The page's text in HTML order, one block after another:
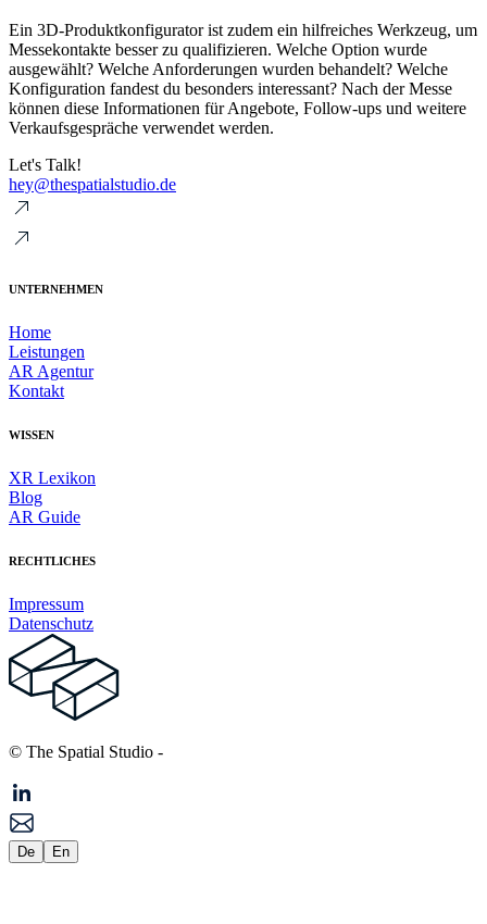
Ein 3D-Produktkonfigurator ist zudem ein hilfreiches Werkzeug, um
Messekontakte besser zu qualifizieren. Welche Option wurde
ausgewählt? Welche Anforderungen wurden behandelt? Welche
Konfiguration fandest du besonders interessant? Nach der Messe
können diese Informationen für Angebote, Follow-ups und weitere
Verkaufsgespräche verwendet werden.
Let's Talk!
hey@thespatialstudio.de
UNTERNEHMEN
Home
Leistungen
AR Agentur
Kontakt
WISSEN
XR Lexikon
Blog
AR Guide
RECHTLICHES
Impressum
Datenschutz
© The Spatial Studio -
De En